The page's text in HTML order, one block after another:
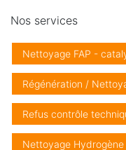
Nos services
Nettoyage FAP -
Régénération /
Refus contrôle
Nettoyage Hydrogène